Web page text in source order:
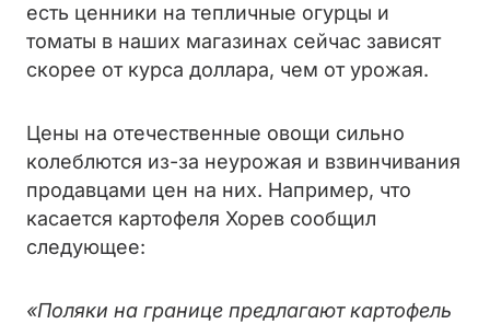
есть ценники на тепличные огурцы и
томаты в наших магазинах сейчас зависят
скорее от курса доллара, чем от урожая.
Цены на отечественные овощи сильно
колеблются из-за неурожая и взвинчивания
продавцами цен на них. Например, что
касается картофеля Хорев сообщил
следующее:
«Поляки на границе предлагают картофель